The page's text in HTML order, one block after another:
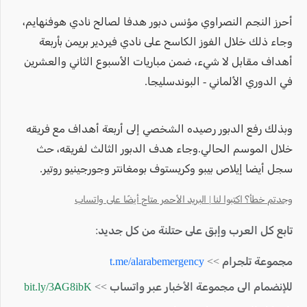
أحرز النجم النصراوي مؤنس دبور هدفا لصالح نادي هوفنهايم،
وجاء ذلك خلال الفوز الكاسح على نادي فيردير بريمن بأربعة
أهداف مقابل لا شيء، ضمن مباريات الأسبوع الثاني والعشرين
في الدوري الألماني - البوندسليجا.
وبذلك رفع الدبور رصيده الشخصي إلى أربعة أهداف مع فريقه
خلال الموسم الحالي.وجاء هدف الدبور الثالث لفريقه، حث
سجل أيضا إيلاص بيبو وكريستوف بومغانتر وجورجينيو روتير.
وجدتم خطأ؟ اكتبوا لنا | البريد الأحمر متاح أيضًا على واتساب
تابع كل العرب وإبق على حتلنة من كل جديد:
مجموعة تلجرام >> t.me/alarabemergency
للإنضمام الى مجموعة الأخبار عبر واتساب >> bit.ly/3AG8ibK